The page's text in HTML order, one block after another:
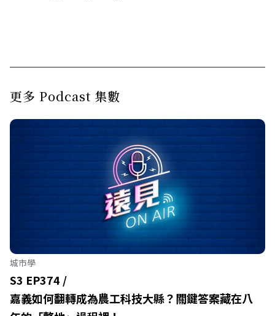
更多 Podcast 集數
城市學
S3 EP374 /
嘉義如何翻轉成為農工科技大縣？關鍵答案藏在八